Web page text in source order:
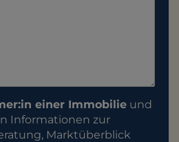
einer Immobilie und
Informationen zur
Marktüberblick